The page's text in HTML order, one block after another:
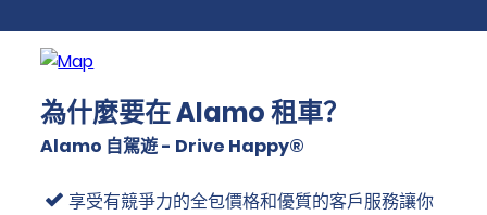
為什麼要在 Alamo 租車？
Alamo 自駕遊 - Drive Happy®
享受有競爭力的全包價格和優質的客戶服務讓你